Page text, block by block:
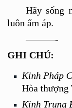
Hãy sống
luôn ấm áp.
———-
GHI CHÚ:
Kinh Pháp
Hòa thượng
Kinh Trung